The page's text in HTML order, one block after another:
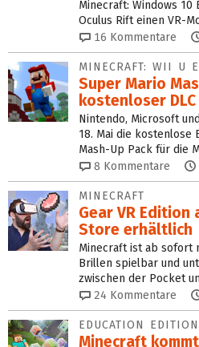
Minecraft: Windows 10
Oculus Rift einen VR-
16 Kommentare
MINECRAFT: WII U
Super Mario
kostenloser DLC
Nintendo, Microsoft
18. Mai die kostenlose
Mash-Up Pack für die
8 Kommentare
MINECRAFT
Gear VR
Store erhältlich
Minecraft ist ab sofort
Brillen spielbar und
zwischen der Pocket
24 Kommentare
EDUCATION EDITION
Minecraft